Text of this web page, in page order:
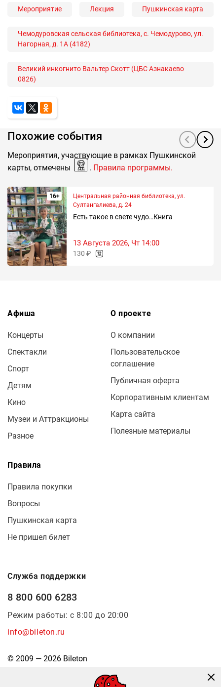
Мероприятие Лекция Пушкинская карта
Чемодуровская сельская библиотека, с. Чемодурово, ул.
Нагорная, д. 1А (4182)
Великий инкогнито Вальтер Скотт (ЦБС Азнакаево
0826)
Похожие события
Мероприятия, участвующие в рамках Пушкинской
карты, отмечены
. Правила программы.
16+
Центральная районная библиотека, ул.
Султангалиева, д. 24
Есть такое в свете чудо…Книга
13 Августа 2026, Чт 14:00
130 ₽
Афиша
Концерты
Спектакли
Спорт
Детям
Кино
Музеи и Аттракционы
Разное
О проекте
О компании
Пользовательское
соглашение
Публичная оферта
Корпоративным клиентам
Карта сайта
Полезные материалы
Правила
Правила покупки
Вопросы
Пушкинская карта
Не пришел билет
Служба поддержки
8 800 600 6283
Режим работы: с 8:00 до 20:00
info@bileton.ru
© 2009 — 2026 Bileton